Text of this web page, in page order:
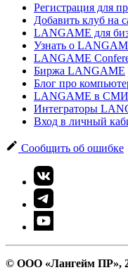
Регистрация для
Добавить клуб на
LANGAME для
Узнать о
LANGAME
Биржа LANGAME
Блог про
LANGAME в СМИ
Интеграторы
Вход в личный
Сообщить об ошибке
© ООО «Лангейм ПР»,